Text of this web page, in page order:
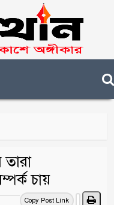
তারা
চায়
Copy Post Link